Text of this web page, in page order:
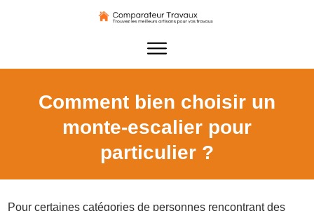
Comment bien choisir un
monte-escalier pour
particulier ?
Pour certaines catégories de personnes rencontrant des